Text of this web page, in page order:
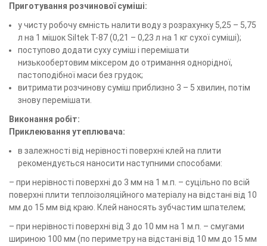
Приготування розчинової суміші:
у чисту робочу ємність налити воду з розрахунку 5,25 – 5,75
л на 1 мішок Siltek Т-87 (0,21 – 0,23 л на 1 кг сухої суміші);
поступово додати суху суміш і перемішати
низькообертовим міксером до отримання однорідної,
пастоподібної маси без грудок;
витримати розчинову суміш приблизно 3 – 5 хвилин, потім
знову перемішати.
Виконання робіт:
Приклеювання утеплювача:
в залежності від нерівності поверхні клей на плити
рекомендується наносити наступними способами:
– при нерівності поверхні до 3 мм на 1 м.п. – суцільно по всій
поверхні плити теплоізоляційного матеріалу на відстані від 10
мм до 15 мм від краю. Клей наносять зубчастим шпателем;
– при нерівності поверхні від 3 до 10 мм на 1 м.п. – смугами
шириною 100 мм (по периметру на відстані від 10 мм до 15 мм